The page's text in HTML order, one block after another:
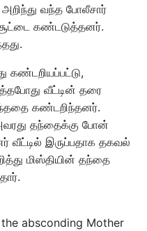
அறிந்து வந்த போலீசார்
சூட்டை கண்டடுத்தனர்.
கண்டறியப்பட்டு,
வீட்டின் தரை
கண்டறிந்தனர்.
தந்தைக்கு போன்
வீட்டில் இருப்பதாக தகவல்
மிஸ்தியின் தந்தை
absconding Mother